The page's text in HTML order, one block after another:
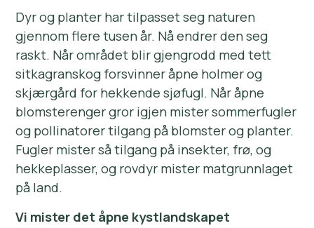
Dyr og planter har tilpasset seg naturen
gjennom flere tusen år. Nå endrer den seg
raskt. Når området blir gjengrodd med tett
sitkagranskog forsvinner åpne holmer og
skjærgård for hekkende sjøfugl. Når åpne
blomsterenger gror igjen mister sommerfugler
og pollinatorer tilgang på blomster og planter.
Fugler mister så tilgang på insekter, frø, og
hekkeplasser, og rovdyr mister matgrunnlaget
på land.
Vi mister det åpne kystlandskapet